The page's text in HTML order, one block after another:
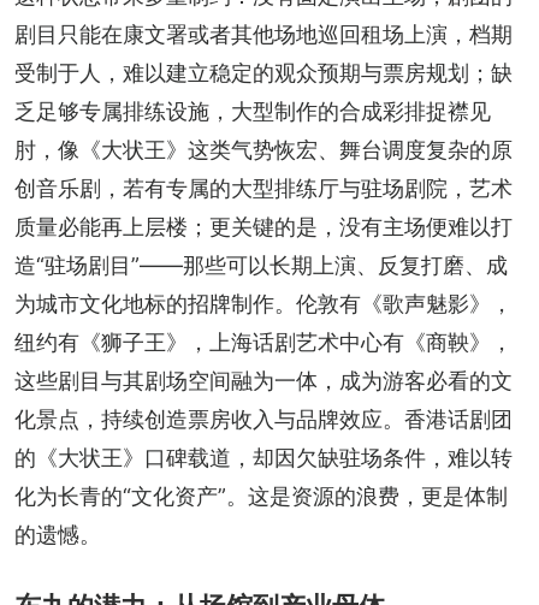
剧目只能在康文署或者其他场地巡回租场上演，档期
受制于人，难以建立稳定的观众预期与票房规划；缺
乏足够专属排练设施，大型制作的合成彩排捉襟见
肘，像《大状王》这类气势恢宏、舞台调度复杂的原
创音乐剧，若有专属的大型排练厅与驻场剧院，艺术
质量必能再上层楼；更关键的是，没有主场便难以打
造“驻场剧目”——那些可以长期上演、反复打磨、成
为城市文化地标的招牌制作。伦敦有《歌声魅影》，
纽约有《狮子王》，上海话剧艺术中心有《商鞅》，
这些剧目与其剧场空间融为一体，成为游客必看的文
化景点，持续创造票房收入与品牌效应。香港话剧团
的《大状王》口碑载道，却因欠缺驻场条件，难以转
化为长青的“文化资产”。这是资源的浪费，更是体制
的遗憾。